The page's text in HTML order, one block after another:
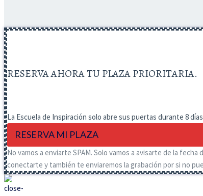
RESERVA AHORA TU PLAZA PRIORITARIA.
La Escuela de Inspiración solo abre sus puertas durante 8
RESERVA MI PLAZA
No vamos a enviarte SPAM. Solo vamos a avisarte de la fecha
conectarte y también te enviaremos la grabación por si no